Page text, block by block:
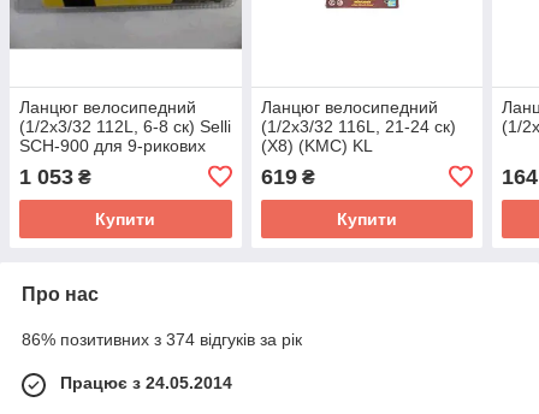
Ланцюг велосипедний
(1/2х3/32 112L, 6-8 ск) Selli
SCH-900 для 9-рикових
1 053 ₴
Купити
Ланцюг велосипедний
(1/2х3/32 116L, 21-24 ск)
(X8) (KMC) KL
619₴
Купити
(1/
164
Про нас
86% позитивних з 374 відгуків за рік
Працює з 24.05.2014